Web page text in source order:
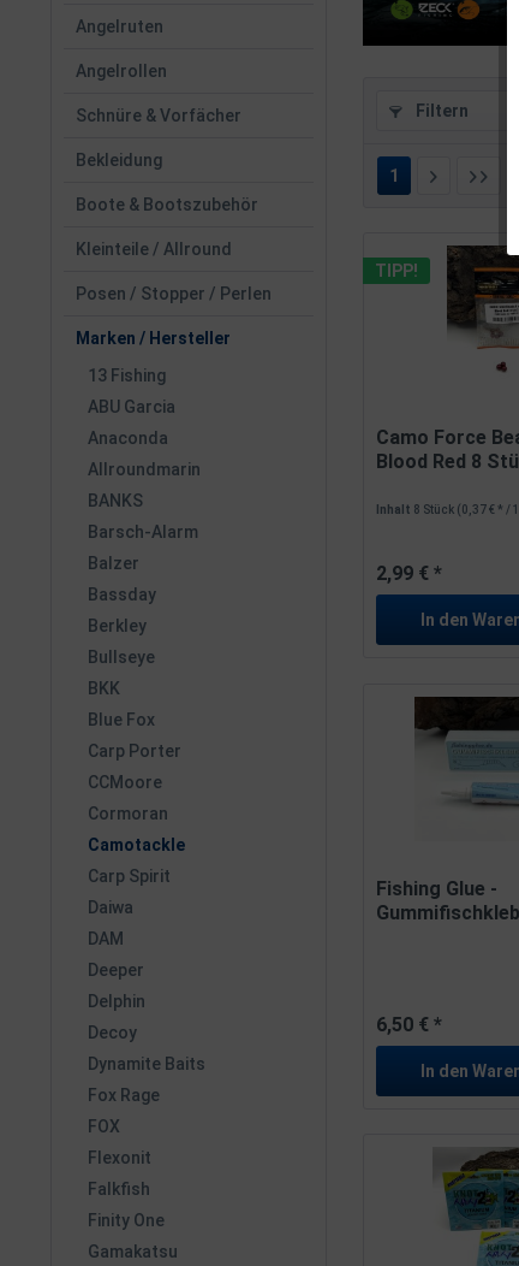
Angelruten
Angelrollen
Schnüre & Vorfächer
Bekleidung
Boote & Bootszubehör
Kleinteile / Allround
Posen / Stopper / Perlen
Marken / Hersteller
13 Fishing
ABU Garcia
Anaconda
Allroundmarin
BANKS
Barsch-Alarm
Balzer
Bassday
Berkley
Bullseye
BKK
Blue Fox
Carp Porter
CCMoore
Cormoran
Camotackle
Carp Spirit
Daiwa
DAM
Deeper
Delphin
Decoy
Dynamite Baits
Fox Rage
FOX
Flexonit
Falkfish
Finity One
Gamakatsu
Filtern
1
TIPP!
Camo Force
Blood Red 8
Inhalt 8 Stück (0,37 € * /
2,99 € *
In den
Fishing Glue -
6,50 € *
In den